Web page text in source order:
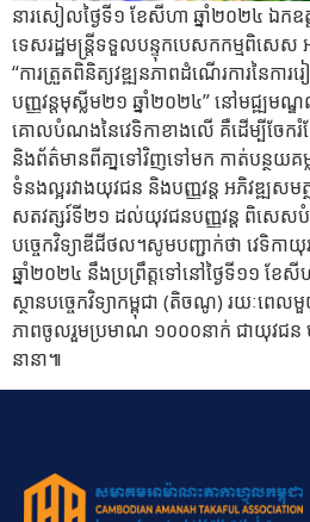
នារសៀលថ្ងៃទី១ ខែសីហា ឆ្នាំ២០២៤ ឯកឧ
ទេសរដ្ឋមន្ត្រីទទួលបន្ទុកបេសកកម្មពិសេស
“ការត្រួតពិនិត្យវឌ្ឍនភាពដំណើរការនៃការ
បញ្ញវន្តមុស្លីម២១ ឆ្នាំ២០២៤” នៅមជ្ឍមណ្
គោលបំណងនៃវេទិកាខាងលើ គឺដើម្បីចែ
និងព័ត៌មានពីគា្នទៅវិញទៅមក កាត់បន្ថយគម្
ទំនងល្អរវាងយុវជន និងបញ្ញវន្ត អភិវឌ្ឍស
សតវត្សរ៍ទី២១ ដល់យុវជនបញ្ញវន្ត ពិសេ
បច្ចេកវិទ្យាឌីជីថល។សូមបញ្ជាក់ថា វេទិកា
ឆ្នាំ២០២៤ នឹងប្រព្រឹត្តទៅនៅថ្ងៃទី១១ ខែសី
ស្ថានបច្ចេកវិទ្យាកម្ពុជា (តិចណូ) រយៈពេ
ភាពចូលរួមប្រមាណ ១០០០នាក់ ជាយុវជន បញ្
នានា៕